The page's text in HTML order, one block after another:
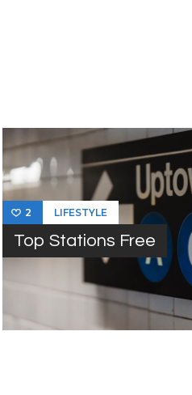
2 LIFESTYLE
Top Stations Free